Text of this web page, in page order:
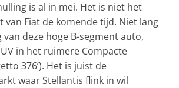
is al in mei. Het is niet het
van Fiat de komende tijd. Niet lang
van deze hoge B-segment auto,
in het ruimere Compacte
376’). Het is juist de
waar Stellantis flink in wil